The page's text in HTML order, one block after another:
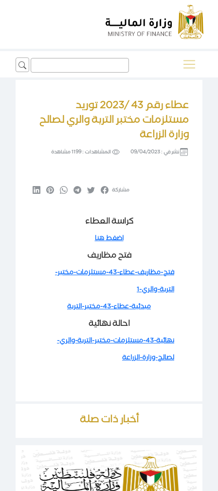
Search
for:
عطاء رقم 43 /2023 توريد
مستلزمات مختبر التربة والري لصالح
وزارة الزراعة
نشر في :09/04/2023 المشاهدات :1199 مشاهدة
مشاركة
كراسة العطاء
اضغط هنا
فتح مظاريف
فتح-مظاريف-عطاء-43-مستلزمات-مختبر-
التربة-والري-1
مبدئية-عطاء-43-مختبر-التربة
احالة نهائية
نهائية-43-مستلزمات-مختبر-التربة-والري-
لصالح-وزارة-الزراعة
أخبار ذات صلة